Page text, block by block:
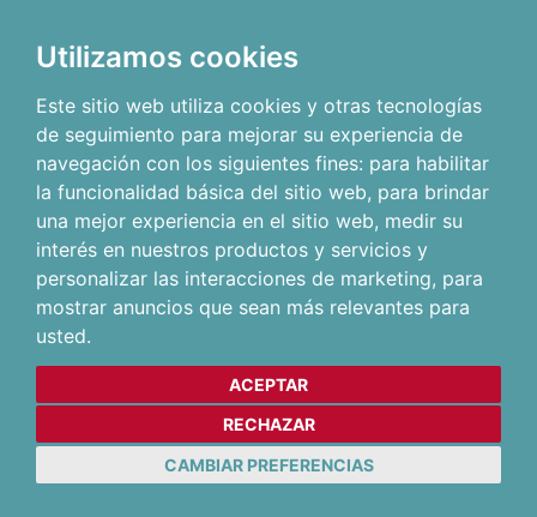
Utilizamos cookies
Este sitio web utiliza cookies y otras tecnologías
de seguimiento para mejorar su experiencia de
navegación con los siguientes fines: para habilitar
la funcionalidad básica del sitio web, para brindar
una mejor experiencia en el sitio web, medir su
interés en nuestros productos y servicios y
personalizar las interacciones de marketing, para
mostrar anuncios que sean más relevantes para
usted.
ACEPTAR
RECHAZAR
CAMBIAR PREFERENCIAS